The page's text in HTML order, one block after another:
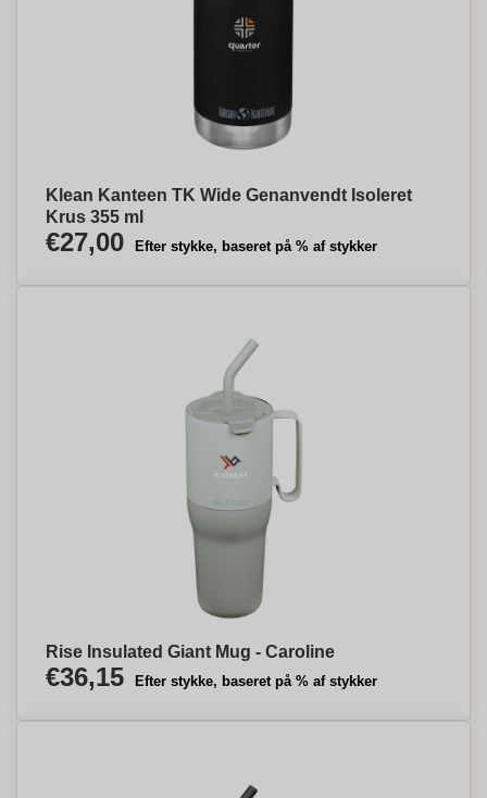
Klean Kanteen TK Wide Genanvendt Isoleret
Krus 355 ml
€27,00 Efter stykke, baseret på % af stykker
Rise Insulated Giant Mug - Caroline
€36,15 Efter stykke, baseret på % af stykker